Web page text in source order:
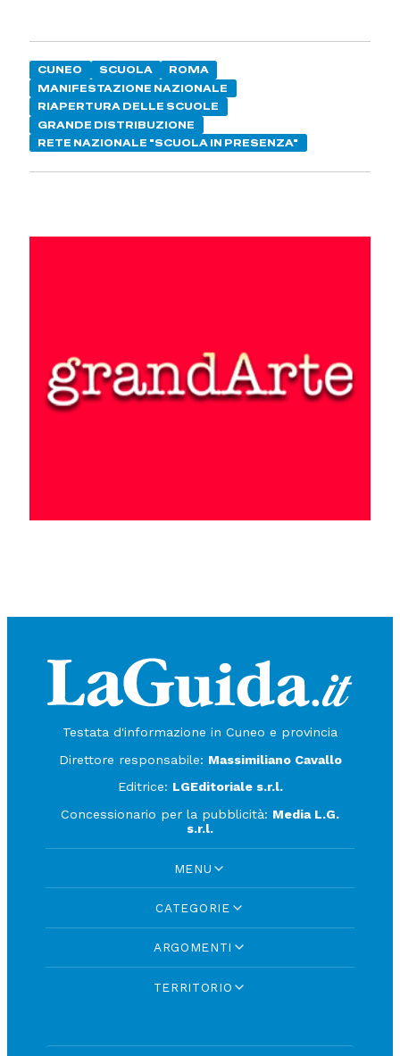
CUNEO SCUOLA
ROMA
MANIFESTAZIONE NAZIONALE
RIAPERTURA DELLE SCUOLE
GRANDE DISTRIBUZIONE
RETE NAZIONALE "SCUOLA IN PRESENZA"
Testata d'informazione in Cuneo e provincia
Direttore responsabile: Massimiliano Cavallo
Editrice: LGEditoriale s.r.l.
Concessionario per la pubblicità: Media L.G.
s.r.l.
MENU
CATEGORIE
ARGOMENTI
TERRITORIO